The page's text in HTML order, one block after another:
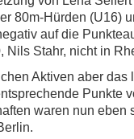
80m-Hürden (U16)
auf die
Stahr, nicht in
Aktiven aber
Punkte
waren nun eben